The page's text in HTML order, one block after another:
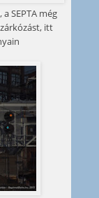
SEPTA még
itt